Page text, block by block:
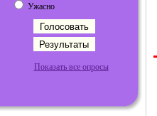
Ужасно
Показать все опросы